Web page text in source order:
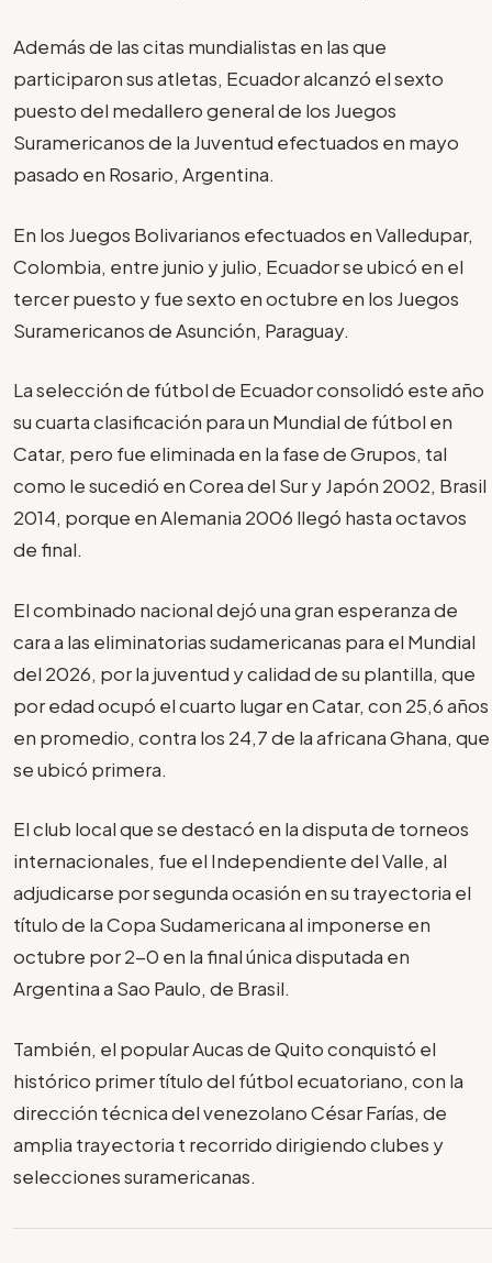
Además de las citas mundialistas en las que
participaron sus atletas, Ecuador alcanzó el sexto
puesto del medallero general de los Juegos
Suramericanos de la Juventud efectuados en mayo
pasado en Rosario, Argentina.
En los Juegos Bolivarianos efectuados en Valledupar,
Colombia, entre junio y julio, Ecuador se ubicó en el
tercer puesto y fue sexto en octubre en los Juegos
Suramericanos de Asunción, Paraguay.
La selección de fútbol de Ecuador consolidó este año
su cuarta clasificación para un Mundial de fútbol en
Catar, pero fue eliminada en la fase de Grupos, tal
como le sucedió en Corea del Sur y Japón 2002, Brasil
2014, porque en Alemania 2006 llegó hasta octavos
de final.
El combinado nacional dejó una gran esperanza de
cara a las eliminatorias sudamericanas para el Mundial
del 2026, por la juventud y calidad de su plantilla, que
por edad ocupó el cuarto lugar en Catar, con 25,6 años
en promedio, contra los 24,7 de la africana Ghana, que
se ubicó primera.
El club local que se destacó en la disputa de torneos
internacionales, fue el Independiente del Valle, al
adjudicarse por segunda ocasión en su trayectoria el
título de la Copa Sudamericana al imponerse en
octubre por 2-0 en la final única disputada en
Argentina a Sao Paulo, de Brasil.
También, el popular Aucas de Quito conquistó el
histórico primer título del fútbol ecuatoriano, con la
dirección técnica del venezolano César Farías, de
amplia trayectoria t recorrido dirigiendo clubes y
selecciones suramericanas.